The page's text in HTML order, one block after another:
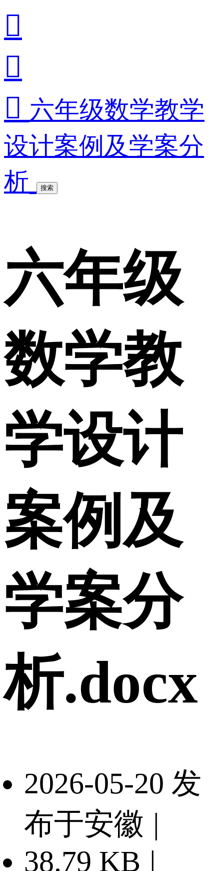


 六年级数学教学
设计案例及学案分
析
搜索
六年级
数学教
学设计
案例及
学案分
析.docx
2026-05-20 发
布于安徽 |
38.79 KB |